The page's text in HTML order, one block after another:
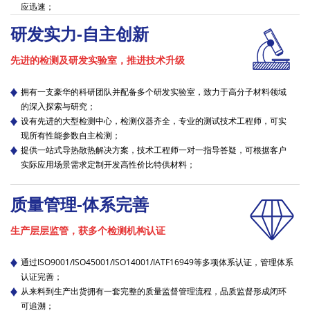
应迅速；
研发实力-自主创新
先进的检测及研发实验室，推进技术升级
拥有一支豪华的科研团队并配备多个研发实验室，致力于高分子材料领域
的深入探索与研究；
设有先进的大型检测中心，检测仪器齐全，专业的测试技术工程师，可实
现所有性能参数自主检测；
提供一站式导热散热解决方案，技术工程师一对一指导答疑，可根据客户
实际应用场景需求定制开发高性价比特供材料；
质量管理-体系完善
生产层层监管，获多个检测机构认证
通过ISO9001/ISO45001/ISO14001/IATF16949等多项体系认证，管理体系
认证完善 ；
从来料到生产出货拥有一套完整的质量监督管理流程，品质监督形成闭环
可追溯；